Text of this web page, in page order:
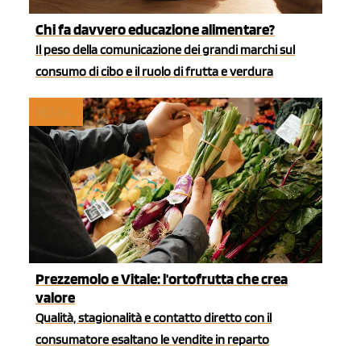
Chi fa davvero educazione alimentare?
Il peso della comunicazione dei grandi marchi sul
consumo di cibo e il ruolo di frutta e verdura
Prezzemolo e Vitale: l'ortofrutta che crea
valore
Qualità, stagionalità e contatto diretto con il
consumatore esaltano le vendite in reparto